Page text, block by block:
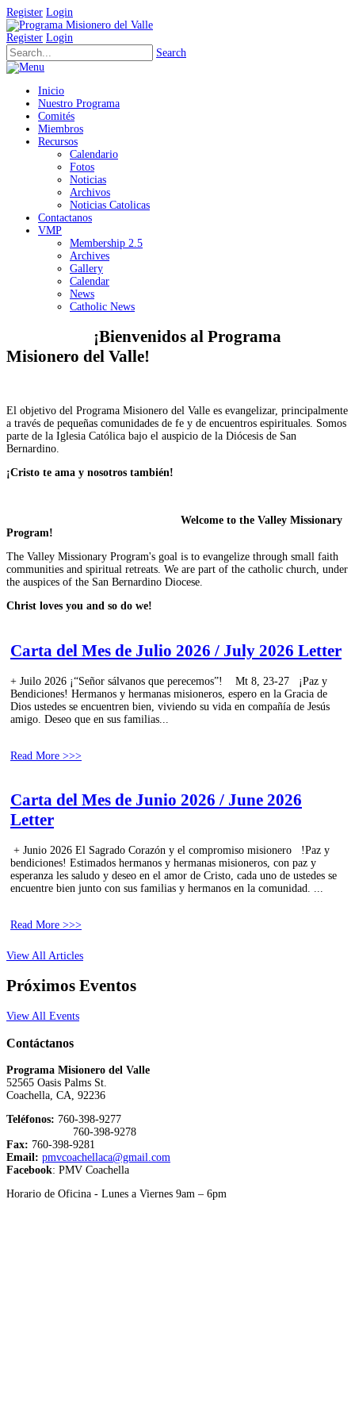
Register Login
Register Login
Search
Inicio
Nuestro Programa
Comités
Miembros
Recursos
Calendario
Fotos
Noticias
Archivos
Noticias Catolicas
Contactanos
VMP
Membership 2.5
Archives
Gallery
Calendar
News
Catholic News
¡Bienvenidos al Programa
Misionero del Valle!
El objetivo del Programa Misionero del Valle es evangelizar, principalmente
a través de pequeñas comunidades de fe y de encuentros espirituales. Somos
parte de la Iglesia Católica bajo el auspicio de la Diócesis de San
Bernardino.
¡Cristo te ama y nosotros también!
Welcome to the Valley Missionary
Program!
The Valley Missionary Program's goal is to evangelize through small faith
communities and spiritual retreats. We are part of the catholic church, under
the auspices of the San Bernardino Diocese.
Christ loves you and so do we!
Carta del Mes de Julio 2026 / July 2026 Letter
+ Juilo 2026 ¡“Señor sálvanos que perecemos”! Mt 8, 23-27 ¡Paz y
Bendiciones! Hermanos y hermanas misioneros, espero en la Gracia de
Dios ustedes se encuentren bien, viviendo su vida en compañía de Jesús
amigo. Deseo que en sus familias...
Read More >>>
Carta del Mes de Junio 2026 / June 2026
Letter
+ Junio 2026 El Sagrado Corazón y el compromiso misionero !Paz y
bendiciones! Estimados hermanos y hermanas misioneros, con paz y
esperanza les saludo y deseo en el amor de Cristo, cada uno de ustedes se
encuentre bien junto con sus familias y hermanos en la comunidad. ...
Read More >>>
View All Articles
Próximos Eventos
View All Events
Contáctanos
Programa Misionero del Valle
52565 Oasis Palms St.
Coachella, CA, 92236
Teléfonos: 760-398-9277
760-398-9278
Fax: 760-398-9281
Email: pmvcoachellaca@gmail.com
Facebook: PMV Coachella
Horario de Oficina - Lunes a Viernes 9am – 6pm